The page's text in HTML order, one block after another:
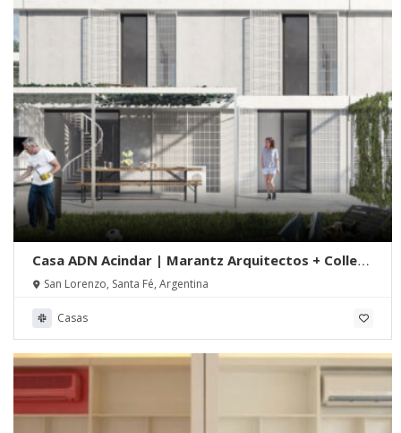
Casa ADN Acindar | Marantz Arquitectos + Colle
Croce Estudio
San Lorenzo, Santa Fé, Argentina
Casas